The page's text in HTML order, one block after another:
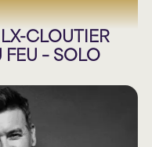
CLOUTIER
– SOLO